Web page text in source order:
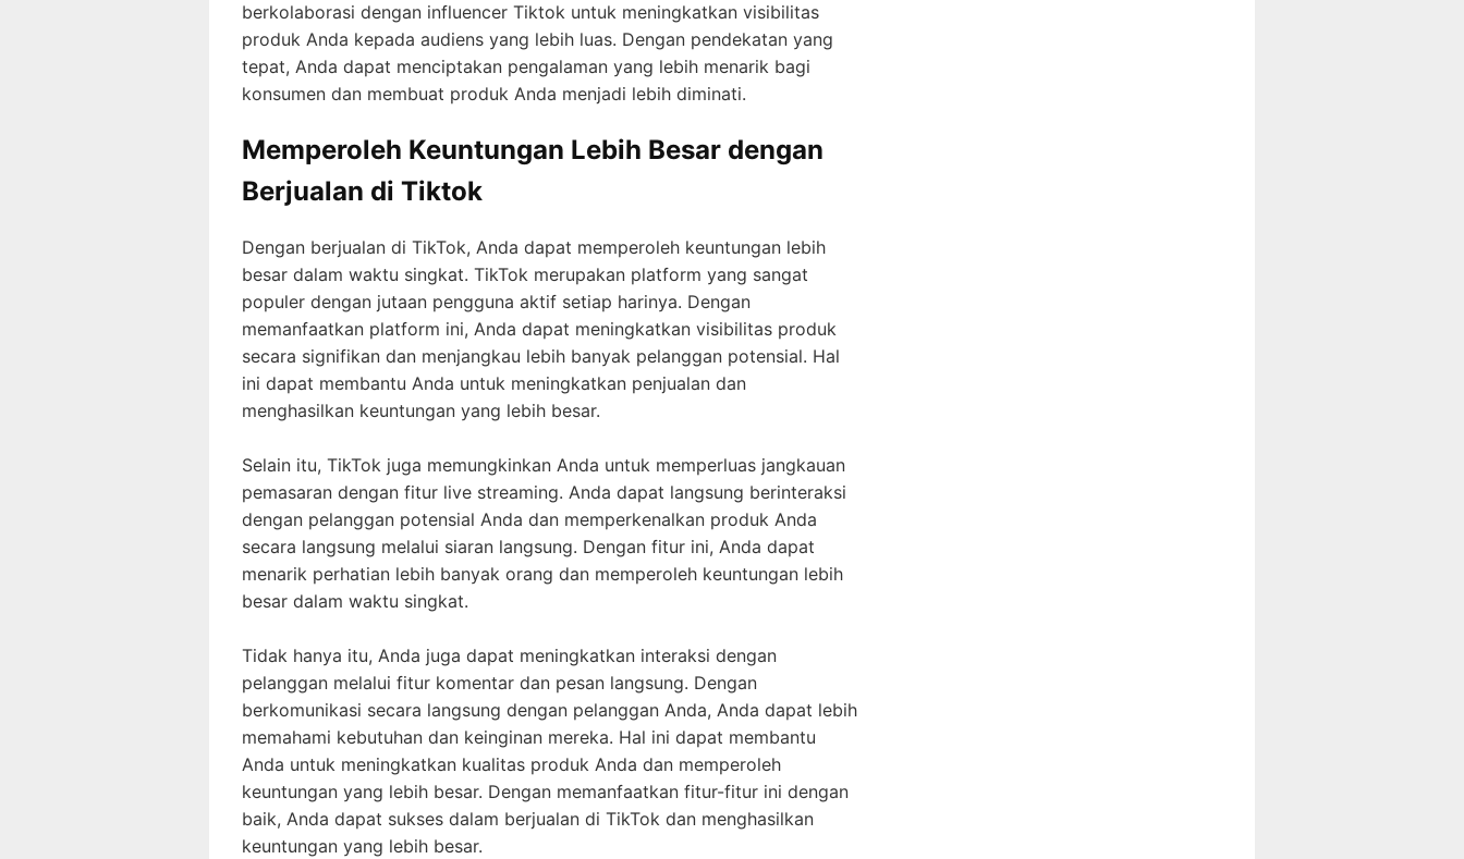
berkolaborasi dengan influencer Tiktok untuk meningkatkan visibilitas
produk Anda kepada audiens yang lebih luas. Dengan pendekatan yang
tepat, Anda dapat menciptakan pengalaman yang lebih menarik bagi
konsumen dan membuat produk Anda menjadi lebih diminati.
Memperoleh Keuntungan Lebih Besar dengan
Berjualan di Tiktok
Dengan berjualan di TikTok, Anda dapat memperoleh keuntungan lebih
besar dalam waktu singkat. TikTok merupakan platform yang sangat
populer dengan jutaan pengguna aktif setiap harinya. Dengan
memanfaatkan platform ini, Anda dapat meningkatkan visibilitas produk
secara signifikan dan menjangkau lebih banyak pelanggan potensial. Hal
ini dapat membantu Anda untuk meningkatkan penjualan dan
menghasilkan keuntungan yang lebih besar.
Selain itu, TikTok juga memungkinkan Anda untuk memperluas jangkauan
pemasaran dengan fitur live streaming. Anda dapat langsung berinteraksi
dengan pelanggan potensial Anda dan memperkenalkan produk Anda
secara langsung melalui siaran langsung. Dengan fitur ini, Anda dapat
menarik perhatian lebih banyak orang dan memperoleh keuntungan lebih
besar dalam waktu singkat.
Tidak hanya itu, Anda juga dapat meningkatkan interaksi dengan
pelanggan melalui fitur komentar dan pesan langsung. Dengan
berkomunikasi secara langsung dengan pelanggan Anda, Anda dapat lebih
memahami kebutuhan dan keinginan mereka. Hal ini dapat membantu
Anda untuk meningkatkan kualitas produk Anda dan memperoleh
keuntungan yang lebih besar. Dengan memanfaatkan fitur-fitur ini dengan
baik, Anda dapat sukses dalam berjualan di TikTok dan menghasilkan
keuntungan yang lebih besar.